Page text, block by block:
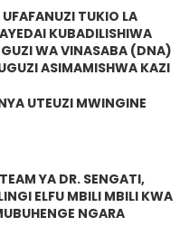
TUKIO LA
KUBADILISHIWA
WA VINASABA (DNA)
ASIMAMISHWA KAZI
UTEUZI MWINGINE
YA DR. SENGATI,
ELFU MBILI MBILI KWA
NGARA